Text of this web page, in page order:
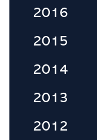
2016
2015
2014
2013
2012